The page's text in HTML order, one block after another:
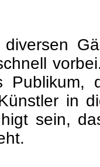
in
sein,